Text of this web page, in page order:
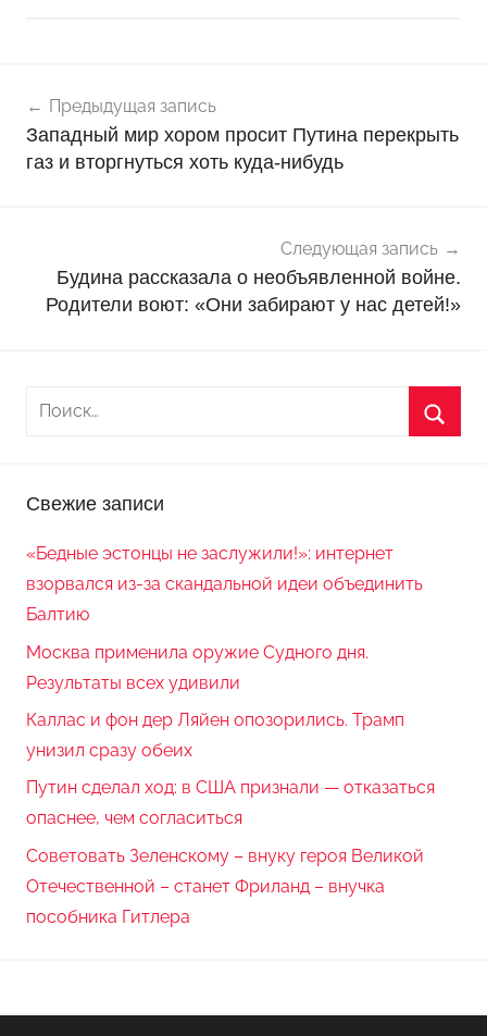
о
в
о
по
записям
Предыдущая запись
Западный мир хором просит Путина перекрыть
газ и вторгнуться хоть куда-нибудь
Следующая запись
Будина рассказала о необъявленной войне.
Родители воют: «Они забирают у нас детей!»
Свежие записи
«Бедные эстонцы не заслужили!»: интернет
взорвался из-за скандальной идеи объединить
Балтию
Москва применила оружие Судного дня.
Результаты всех удивили
Каллас и фон дер Ляйен опозорились. Трамп
унизил сразу обеих
Путин сделал ход: в США признали — отказаться
опаснее, чем согласиться
Советовать Зеленскому – внуку героя Великой
Отечественной – станет Фриланд – внучка
пособника Гитлера